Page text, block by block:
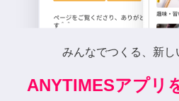
みんなでつくる、新し
ANYTIMESアプリ